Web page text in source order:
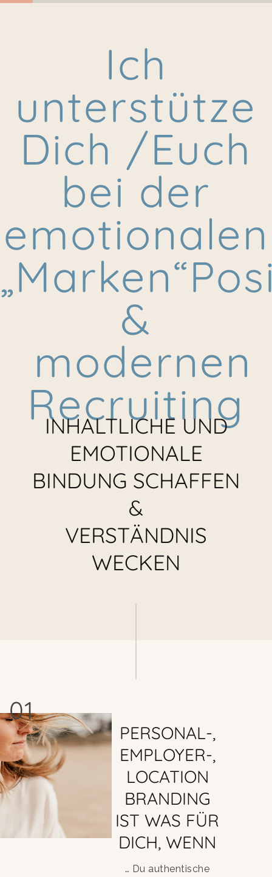
Ich
unterstütze
Dich /Euch
bei der
emotionalen
&
modernen
Recruiting
INHALTLICHE UND
EMOTIONALE
BINDUNG SCHAFFEN
&
VERSTÄNDNIS
WECKEN
01
PERSONAL-,
EMPLOYER-,
LOCATION
BRANDING
IST WAS FÜR
DICH, WENN
… Du authentische